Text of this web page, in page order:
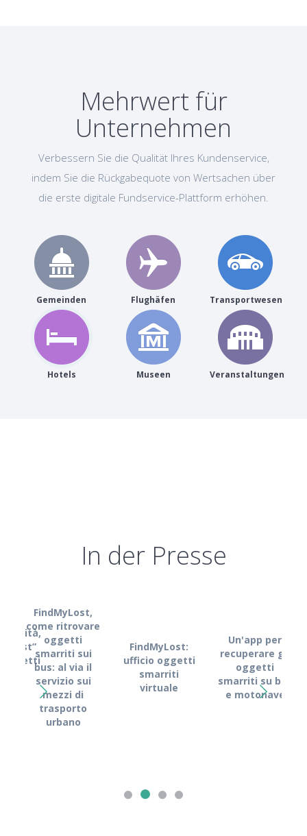
Mehrwert für
Unternehmen
Verbessern Sie die Qualität Ihres Kundenservice,
indem Sie die Rückgabequote von Wertsachen über
die erste digitale Fundservice-Plattform erhöhen.
Gemeinden Flughäfen Transportwesen
Hotels Museen Veranstaltungen
In der Presse
oggetti
FindMyLost,
come ritrovare
oggetti
smarriti sui
bus: al via il
servizio sui
mezzi di
trasporto
urbano
FindMyLost:
ufficio oggetti
smarriti
virtuale
Un'app per
recuperare gli
oggetti
smarriti su bus
e motonave